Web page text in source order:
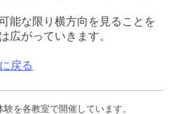
能な限り横方向を見ることを
広がっていきます。
戻る
験を各教室で開催しています。